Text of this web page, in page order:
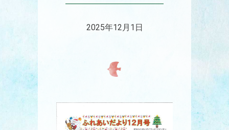
2025年12月1日